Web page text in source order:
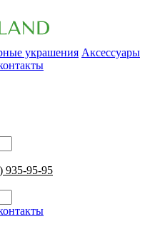
украшения Аксессуары
935-95-95